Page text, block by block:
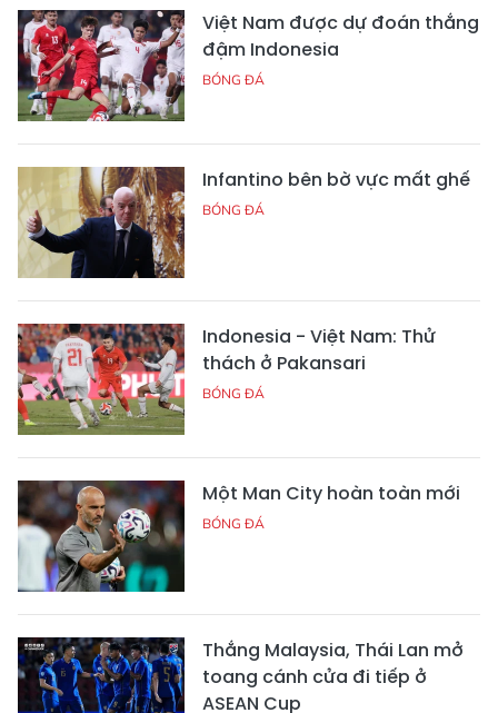
Việt Nam được dự đoán thắng
đậm Indonesia
BÓNG ĐÁ
Infantino bên bờ vực mất ghế
BÓNG ĐÁ
Indonesia - Việt Nam: Thử
thách ở Pakansari
BÓNG ĐÁ
Một Man City hoàn toàn mới
BÓNG ĐÁ
Thắng Malaysia, Thái Lan mở
toang cánh cửa đi tiếp ở
ASEAN Cup